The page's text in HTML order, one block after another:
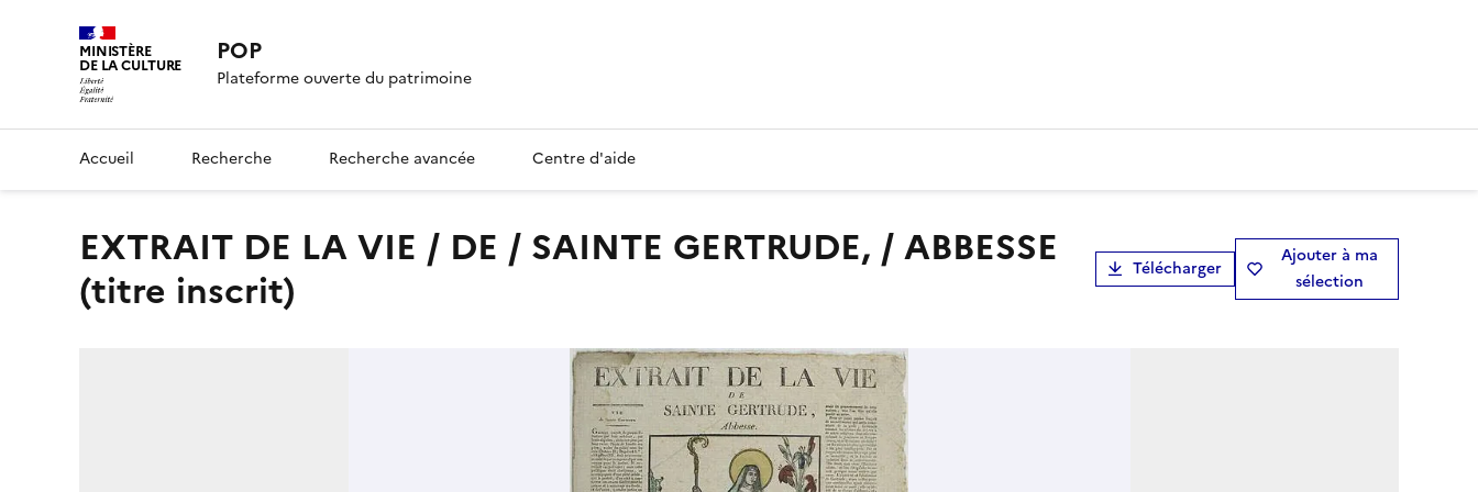
MINISTÈRE
DE LA CULTURE POP
Plateforme ouverte du patrimoine
Accueil Recherche Recherche avancée Centre d'aide
EXTRAIT DE LA VIE / DE / SAINTE GERTRUDE, / ABBESSE
(titre inscrit)
Télécharger
Ajouter à ma
sélection